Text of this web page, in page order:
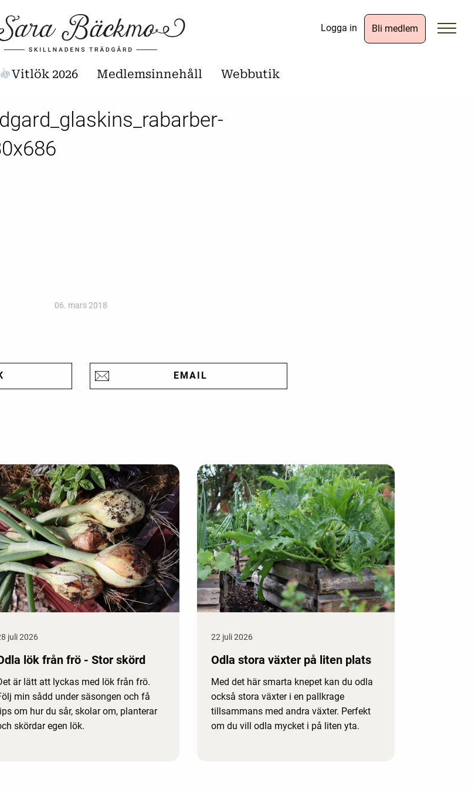
Logga in Bli medlem
Vitlök 2026 Medlemsinnehåll Webbutik
06. mars 2018
EMAIL
juli 2026
lök från frö - Stor skörd
är lätt att lyckas med lök från frö.
min sådd under säsongen och få
om hur du sår, skolar om, planterar
skördar egen lök.
22 juli 2026
Odla stora växter på liten plats
Med det här smarta knepet kan du odla
också stora växter i en pallkrage
tillsammans med andra växter. Perfekt
om du vill odla mycket i på liten yta.